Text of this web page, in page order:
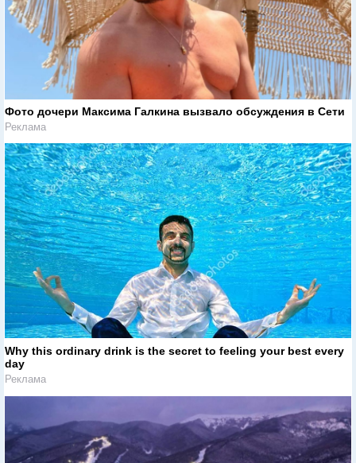
Фото дочери Максима Галкина вызвало обсуждения в Сети
Реклама
Why this ordinary drink is the secret to feeling your best every
day
Реклама